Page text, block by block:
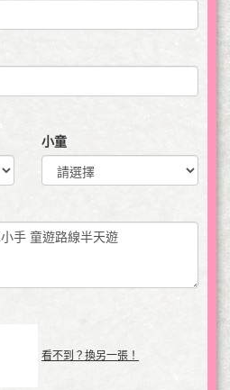
小童
看不到？換另一張！